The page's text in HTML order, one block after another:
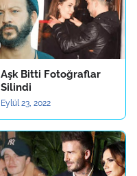
Aşk Bitti Fotoğraflar
Silindi
Eylül 23, 2022